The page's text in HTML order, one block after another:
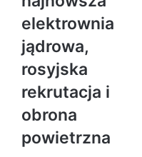
elektrownia
jądrowa,
rosyjska
rekrutacja i
obrona
powietrzna